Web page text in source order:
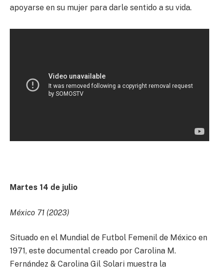
apoyarse en su mujer para darle sentido a su vida.
Martes 14 de julio
México 71 (2023)
Situado en el Mundial de Futbol Femenil de México en
1971, este documental creado por Carolina M.
Fernández & Carolina Gil Solari muestra la